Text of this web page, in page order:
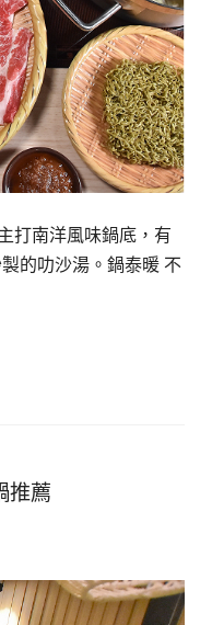
打南洋風味鍋底，有
的叻沙湯。鍋泰暖 不
推薦